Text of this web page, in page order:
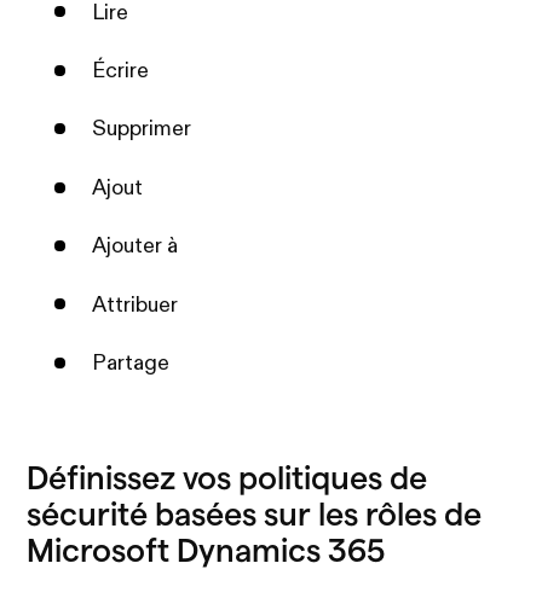
Lire
Écrire
Supprimer
Ajout
Ajouter à
Attribuer
Partage
Définissez vos politiques de
sécurité basées sur les rôles de
Microsoft Dynamics 365